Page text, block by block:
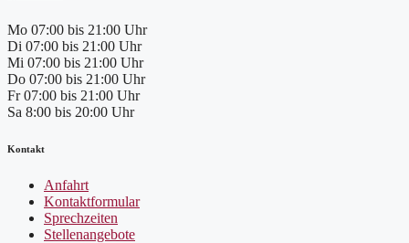
Mo 07:00 bis 21:00 Uhr
Di 07:00 bis 21:00 Uhr
Mi 07:00 bis 21:00 Uhr
Do 07:00 bis 21:00 Uhr
Fr 07:00 bis 21:00 Uhr
Sa 8:00 bis 20:00 Uhr
Kontakt
Anfahrt
Kontaktformular
Sprechzeiten
Stellenangebote